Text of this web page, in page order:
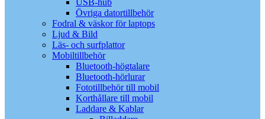
USB-hub
Övriga datortillbehör
Fodral & väskor för laptops
Ljud & Bild
Läs- och surfplattor
Mobiltillbehör
Bluetooth-högtalare
Bluetooth-hörlurar
Fototillbehör till mobil
Korthållare till mobil
Laddare & Kablar